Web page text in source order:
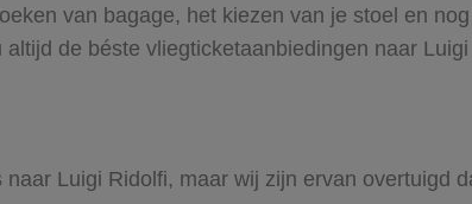
van bagage, het kiezen van je stoel en
de béste vliegticketaanbiedingen naar Luigi
Luigi Ridolfi, maar wij zijn ervan overtuigd